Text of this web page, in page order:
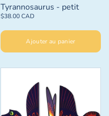
Tyrannosaurus - petit
$38.00 CAD
Ajouter au panier